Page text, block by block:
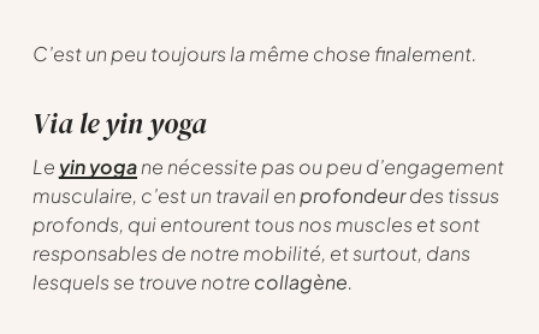
C’est un peu toujours la même chose finalement.
Via le yin yoga
Le yin yogane nécessite pas ou peu d’engagement
musculaire, c’est un travail enprofondeurdes tissus
profonds, qui entourent tous nos muscles et sont
responsables de notre mobilité, et surtout, dans
lesquels se trouve notre collagène.